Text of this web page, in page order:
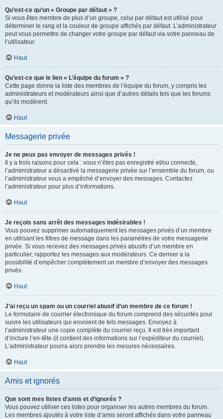
Qu’est-ce qu’un « Groupe par défaut » ?
Si vous êtes membre de plus d’un groupe, celui par défaut est utilisé pour
déterminer le rang et la couleur de groupe affichés par défaut. L’administrateur
peut vous permettre de changer votre groupe par défaut via votre panneau de
l’utilisateur.
Haut
Qu’est-ce que le lien « L’équipe du forum » ?
Cette page donne la liste des membres de l’équipe du forum, y compris les
administrateurs et modérateurs ainsi que d’autres détails tels que les forums
qu’ils modèrent.
Haut
Messagerie privée
Je ne peux pas envoyer de messages privés !
Il y a trois raisons pour cela : vous n’êtes pas enregistré et/ou connecté,
l’administrateur a désactivé la messagerie privée sur l’ensemble du forum, ou
l’administrateur vous a empêché d’envoyer des messages. Contactez
l’administrateur pour plus d’informations.
Haut
Je reçois sans arrêt des messages indésirables !
Vous pouvez supprimer automatiquement les messages privés d’un membre
en utilisant les filtres de message dans les paramètres de votre messagerie
privée. Si vous recevez des messages privés abusifs d’un membre en
particulier, rapportez les messages aux modérateurs. Ce dernier a la
possibilité d’empêcher complètement un membre d’envoyer des messages
privés.
Haut
J’ai reçu un spam ou un courriel abusif d’un membre de ce forum !
Le formulaire de courrier électronique du forum comprend des sécurités pour
suivre les utilisateurs qui envoient de tels messages. Envoyez à
l’administrateur une copie complète du courriel reçu. Il est très important
d’inclure l’en-tête (il contient des informations sur l’expéditeur du courriel).
L’administrateur pourra alors prendre les mesures nécessaires.
Haut
Amis et ignorés
Que sont mes listes d’amis et d’ignorés ?
Vous pouvez utiliser ces listes pour organiser les autres membres du forum.
Les membres ajoutés à votre liste d’amis seront affichés dans votre panneau